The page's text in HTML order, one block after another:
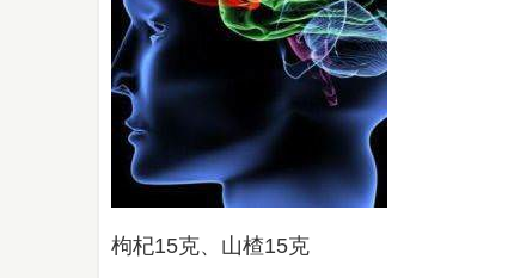
枸杞15克、山楂15克